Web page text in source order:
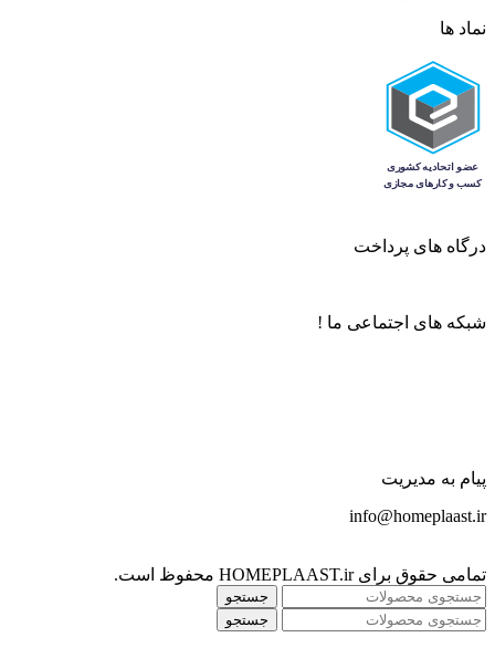
نماد ها
درگاه های پرداخت
شبکه های اجتماعی ما !
پیام به مدیریت
info@homeplaast.ir
تمامی حقوق برای HOMEPLAAST.ir محفوظ است.
جستجو
جستجو